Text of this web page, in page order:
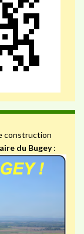
construction
du Bugey: